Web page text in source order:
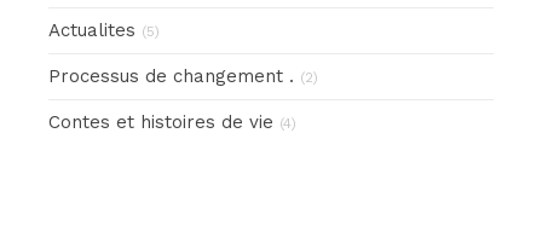
Actualites (5)
Processus de changement . (2)
Contes et histoires de vie (4)